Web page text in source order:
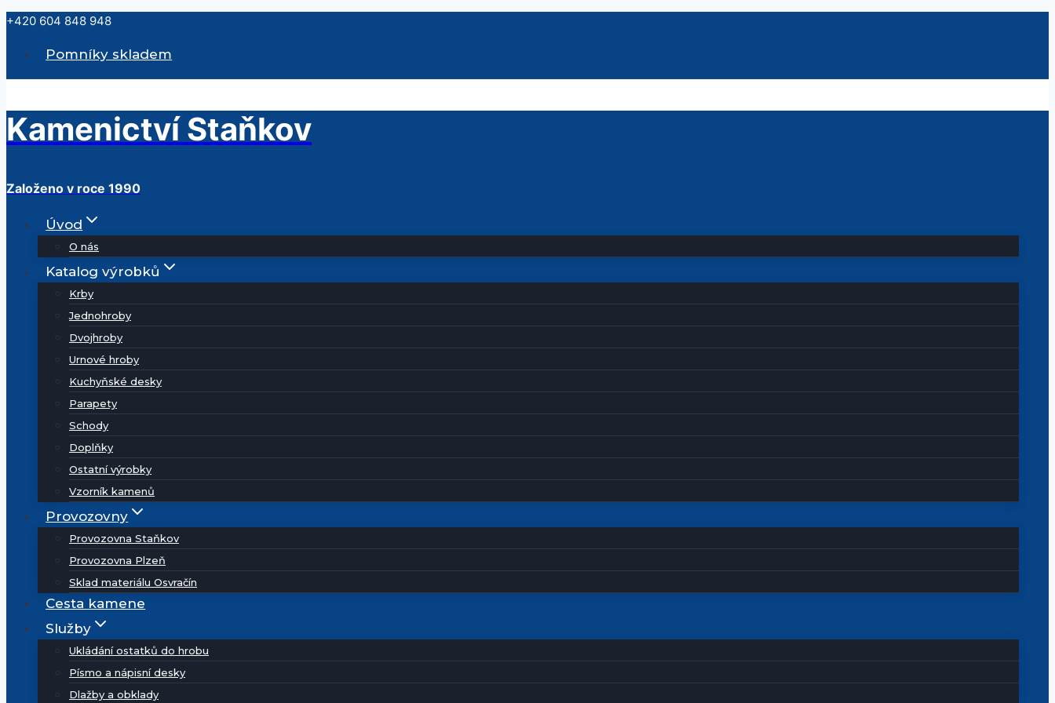
Přeskočit
+420 604 848 948
Pomníky skladem
Kamenictví Staňkov
Založeno v roce 1990
Úvod
O nás
Katalog výrobků
Krby
Jednohroby
Dvojhroby
Urnové hroby
Kuchyňské desky
Parapety
Schody
Doplňky
Ostatní výrobky
Vzorník kamenů
Provozovny
Provozovna Staňkov
Provozovna Plzeň
Sklad materiálu Osvračín
Cesta kamene
Služby
Ukládání ostatků do hrobu
Písmo a nápisní desky
Dlažby a obklady